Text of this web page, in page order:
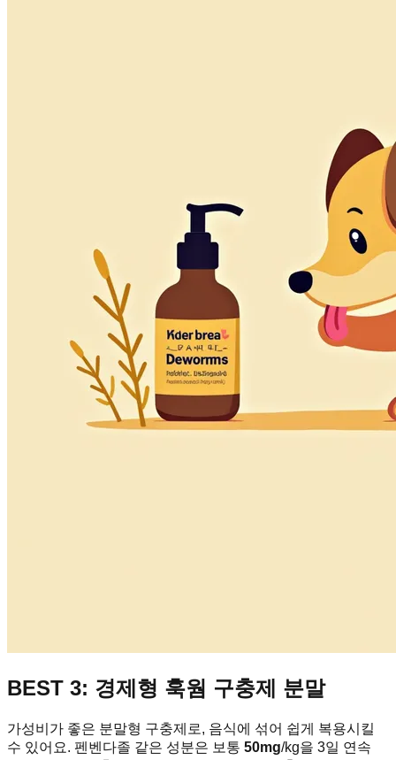
BEST 3: 경제형 훅웜 구충제 분말
가성비가 좋은 분말형 구충제로, 음식에 섞어 쉽게 복용시킬
수 있어요. 펜벤다졸 같은 성분은 보통 50mg/kg을 3일 연속